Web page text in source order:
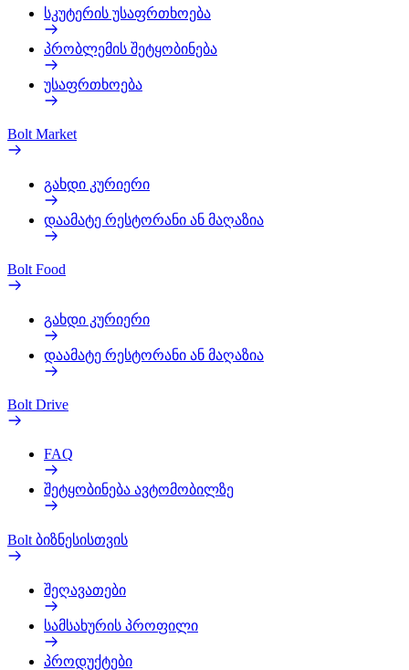
სკუტერის უსაფრთხოება
პრობლემის შეტყობინება
უსაფრთხოება
Bolt Market
გახდი კურიერი
დაამატე რესტორანი ან მაღაზია
Bolt Food
გახდი კურიერი
დაამატე რესტორანი ან მაღაზია
Bolt Drive
FAQ
შეტყობინება ავტომობილზე
Bolt ბიზნესისთვის
შეღავათები
სამსახურის პროფილი
პროდუქტები